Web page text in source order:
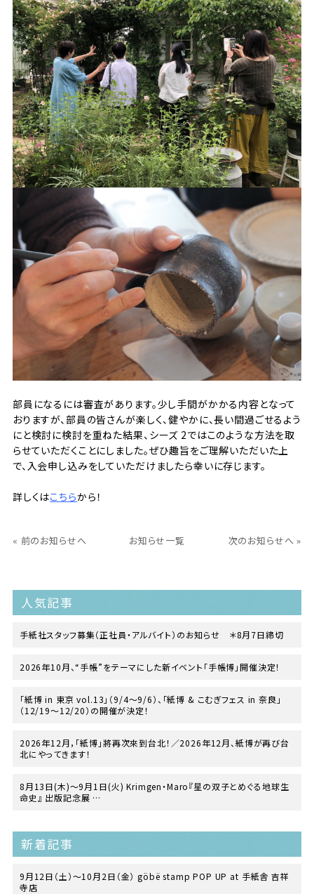
部員になるには審査があります。少し手間がかかる内容となって
おりますが、部員の皆さんが楽しく、健やかに、長い間過ごせるよう
にと検討に検討を重ねた結果、シーズ 2ではこのような方法を取
らせていただくことにしました。ぜひ趣旨をご理解いただいた上
で、入会申し込みをしていただけましたら幸いに存じます。
詳しくはこちらから！
« 前のお知らせへ お知らせ一覧 次のお知らせへ »
人気記事
手紙社スタッフ募集（正社員・アルバイト）のお知らせ ＊8月7日締切
2026年10月、“手帳”をテーマにした新イベント「手帳博」開催決定！
「紙博 in 東京 vol.13」（9/4〜9/6）、「紙博 & こむぎフェス in 奈良」
（12/19〜12/20）の開催が決定！
2026年12月，「紙博」將再次來到台北！／2026年12月、紙博が再び台
北にやってきます！
8月13日(木)〜9月1日(火) Krimgen・Maro『星の双子とめぐる地球生
命史』 出版記念展
新着記事
9月12日（土）〜10月2日（金） göbë stamp POP UP at 手紙舎 吉祥
寺店